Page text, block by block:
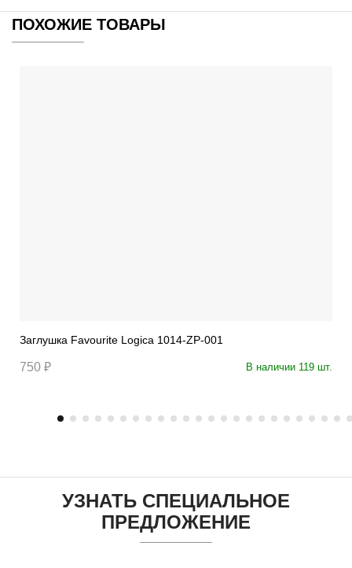
ПОХОЖИЕ ТОВАРЫ
Заглушка Favourite Logica 1014-ZP-001
750 ₽ В наличии 119 шт.
УЗНАТЬ СПЕЦИАЛЬНОЕ
ПРЕДЛОЖЕНИЕ